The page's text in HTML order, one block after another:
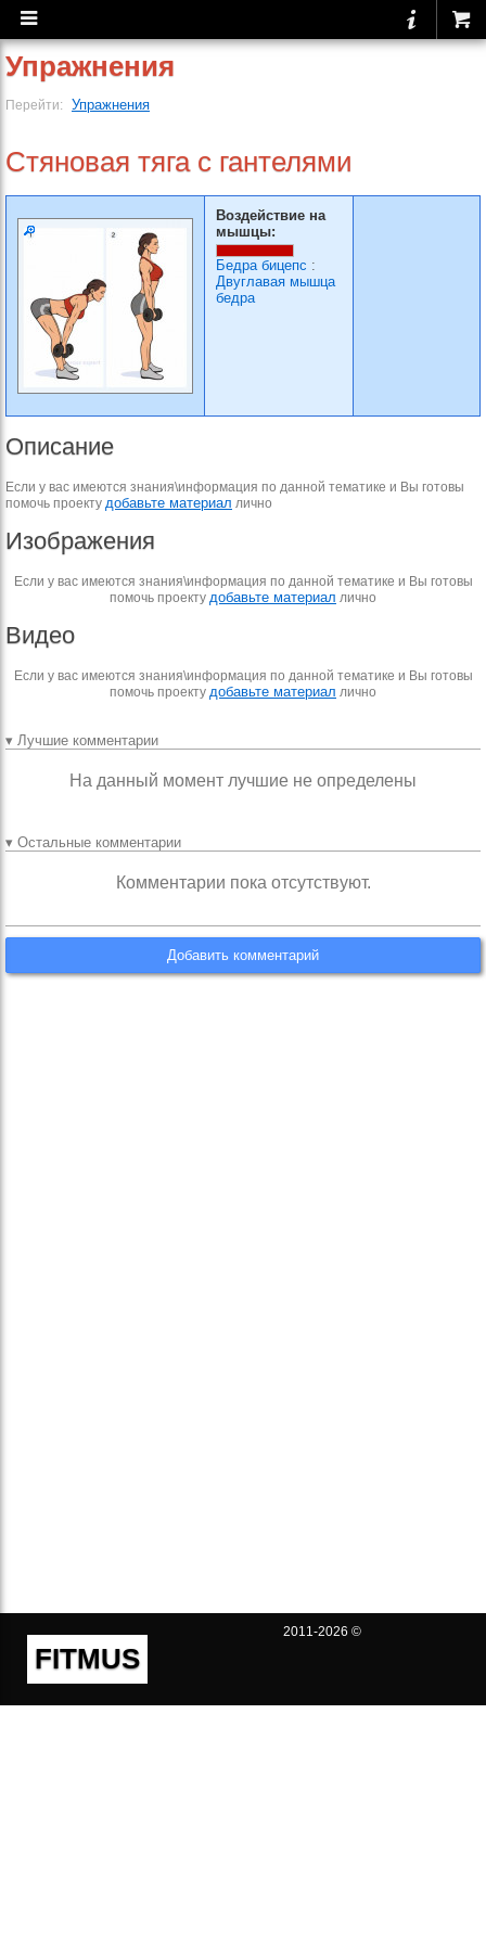
Упражнения
Перейти: Упражнения
Стяновая тяга с гантелями
Воздействие на
мышцы:
Бедра бицепс :
Двуглавая мышца
бедра
Описание
Если у вас имеются знания\информация по данной тематике и Вы готовы
помочь проекту добавьте материал лично
Изображения
Если у вас имеются знания\информация по данной тематике и Вы готовы
помочь проекту добавьте материал лично
Видео
Если у вас имеются знания\информация по данной тематике и Вы готовы
помочь проекту добавьте материал лично
▾ Лучшие комментарии
На данный момент лучшие не определены
▾ Остальные комментарии
Комментарии пока отсутствуют.
Добавить комментарий
FITMUS
2011-2026 ©